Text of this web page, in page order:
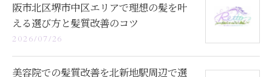
阪市北区堺市中区エリアで理想の髪を叶
える選び方と髪質改善のコツ
2026/07/26
美容院での髪質改善を北新地駅周辺で選